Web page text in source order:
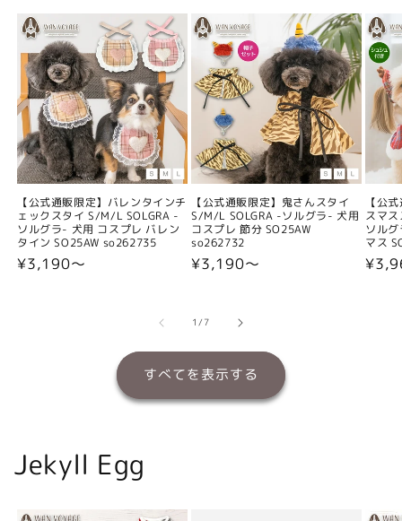
【公式通販限定】バレンタインチ
ェックスタイ S/M/L SOLGRA -
ソルグラ- 犬用 コスプレ バレン
タイン SO25AW so262735
通
¥3,190〜
【公式通販限定】鬼さんスタイ
S/M/L SOLGRA -ソルグラ- 犬用
コスプレ 節分 SO25AW
so262732
通
格
¥3,190〜
【公
スマ
ソル
マス
通
1/の
7
すべてを表示する
Jekyll Egg